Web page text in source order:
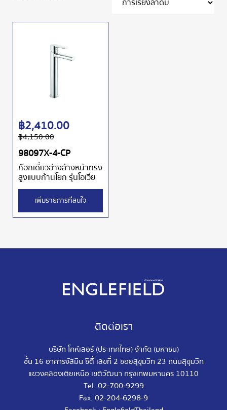
98097X-4-CP
ก๊อกเดี่ยวอ่างล้างหน้าทรง
สูงแบบก้านโยก รุ่นโอเวีย
฿4,150.00
฿2,410.00
เพิ่มรายการที่สนใจ
ติดต่อเรา
บริษัท โคห์เลอร์ (ประเทศไทย) จำกัด (มหาชน)
ชั้น 16 อาคารจัสมิน ซิตี้ เลขที่ 2 ซอยสุขุมวิท 23 ถนนสุขุมวิท
แขวงคลองเตยเหนือ เขตวัฒนา กรุงเทพมหานคร 10110
Tel. 02-700-9299
Fax. 02-204-6298-9